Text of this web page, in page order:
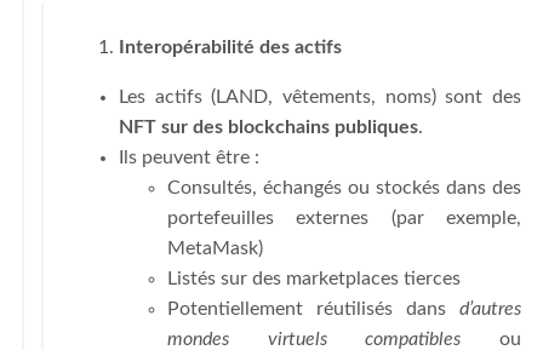
Interopérabilité des actifs
Les actifs (LAND, vêtements, noms) sont des
NFT sur des blockchains publiques.
Ils peuvent être :
Consultés, échangés ou stockés dans des
portefeuilles externes (par exemple,
MetaMask)
Listés sur des marketplaces tierces
Potentiellement réutilisés dans d’autres
mondes virtuels compatibles ou